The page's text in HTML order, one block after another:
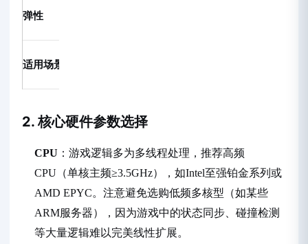
弹性
适用场景
2. 核心硬件参数选择
CPU ：游戏逻辑多为多线程处理，推荐高频
CPU（单核主频≥3.5GHz），如Intel至强铂金系列或
AMD EPYC。注意避免选购低频多核型（如某些
ARM服务器），因为游戏中的状态同步、碰撞检测
等大量逻辑难以完美线性扩展。